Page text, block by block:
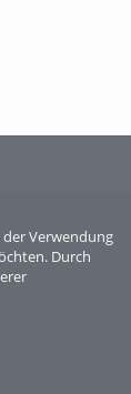
Verwendung
Durch
Sperber